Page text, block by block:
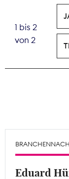
ALLE THEMEN
1 bis 2
von 2
Eduard